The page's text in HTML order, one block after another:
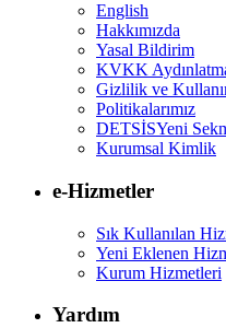
English
Hakkımızda
Yasal Bildirim
KVKK
Gizlilik ve
Politikalarımız
DETSİSYeni
Kurumsal Kimlik
e-Hizmetler
Sık Kullanılan
Yeni Eklenen
Kurum Hizmetleri
Yardım